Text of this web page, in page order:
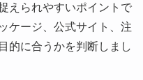
えられやすいポイントで
ケージ、公式サイト、注
的に合うかを判断しまし